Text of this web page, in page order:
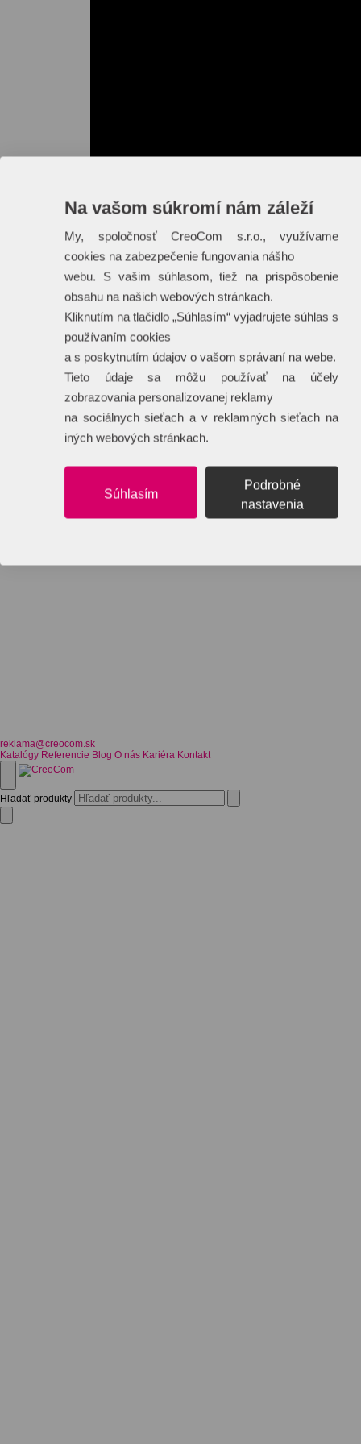
reklama@creocom.sk
Katalógy Referencie Blog O nás Kariéra Kontakt
Hľadať produkty
Na vašom súkromí nám záleží
My, spoločnosť CreoCom s.r.o., využívame
cookies na zabezpečenie fungovania nášho
webu. S vašim súhlasom, tiež na prispôsobenie
obsahu na našich webových stránkach.
Kliknutím na tlačidlo „Súhlasím“ vyjadrujete súhlas s
používaním cookies
a s poskytnutím údajov o vašom správaní na webe.
Tieto údaje sa môžu používať na účely
zobrazovania personalizovanej reklamy
na sociálnych sieťach a v reklamných sieťach na
iných webových stránkach.
Súhlasím
Podrobné
nastavenia